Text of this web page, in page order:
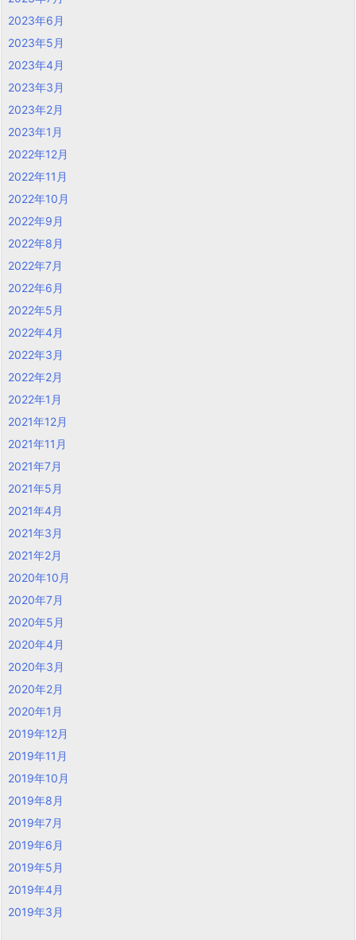
2023年6月
2023年5月
2023年4月
2023年3月
2023年2月
2023年1月
2022年12月
2022年11月
2022年10月
2022年9月
2022年8月
2022年7月
2022年6月
2022年5月
2022年4月
2022年3月
2022年2月
2022年1月
2021年12月
2021年11月
2021年7月
2021年5月
2021年4月
2021年3月
2021年2月
2020年10月
2020年7月
2020年5月
2020年4月
2020年3月
2020年2月
2020年1月
2019年12月
2019年11月
2019年10月
2019年8月
2019年7月
2019年6月
2019年5月
2019年4月
2019年3月